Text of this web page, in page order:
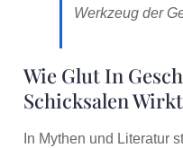
Werkzeug der
Wie Glut In
Schicksalen Wirkt
In Mythen und Literatur